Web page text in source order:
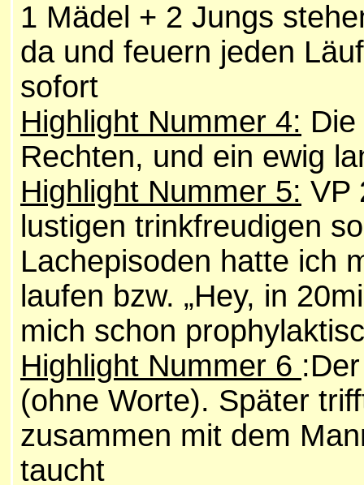
1 Mädel + 2 Jungs
da und feuern jeden
sofort
Highlight Nummer 4:
Rechten, und ein ewig
Highlight Nummer 5: VP
lustigen trinkfreudigen
Lachepisoden hatte ich
laufen bzw. „Hey, in
mich schon
Highlight Nummer 6
(ohne Worte). Später
zusammen mit dem
taucht